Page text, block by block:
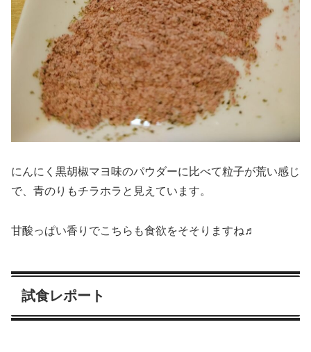
にんにく黒胡椒マヨ味のパウダーに比べて粒子が荒い感じ
で、青のりもチラホラと見えています。
甘酸っぱい香りでこちらも食欲をそそりますね♬
試食レポート